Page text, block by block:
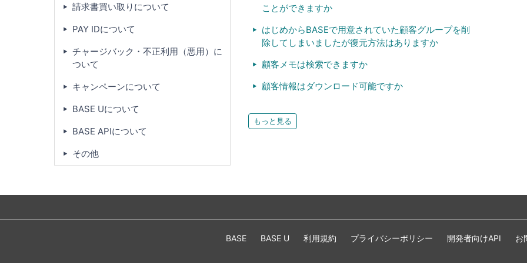
ことができますか
はじめからBASEで用意されていた顧客グループを削
除してしまいましたが復元方法はありますか
顧客メモは検索できますか
顧客情報はダウンロード可能ですか
もっと見る
請求書買い取りについて
PAY IDについて
チャージバック・不正利用（悪用）に
ついて
キャンペーンについて
BASE Uについて
BASE APIについて
その他
BASE BASE U 利用規約 プライバシーポリシー 開発者向けAPI お